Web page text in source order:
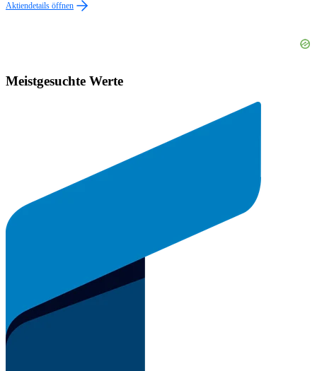
Aktiendetails öffnen
Meistgesuchte Werte